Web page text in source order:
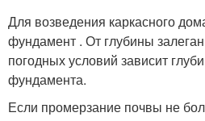
Для возведения каркасного
фундамент . От глубины
погодных условий зависит
фундамента.
Если промерзание почвы не